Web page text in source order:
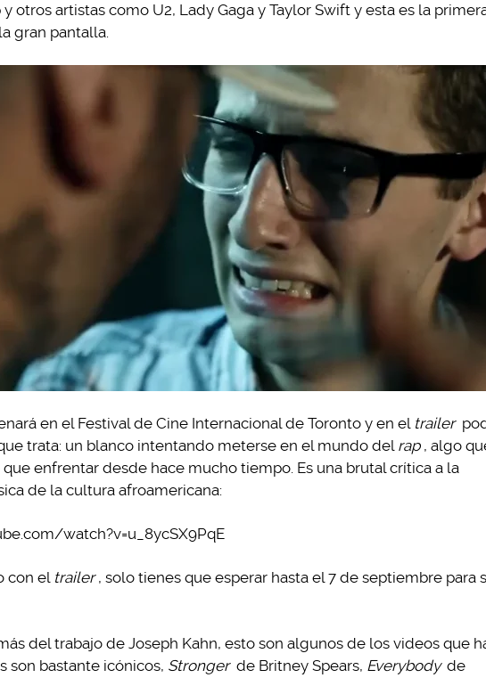
otros artistas como U2, Lady Gaga y Taylor Swift y esta es la
gran pantalla.
en el Festival de Cine Internacional de Toronto y en el trailer
trata: un blanco intentando meterse en el mundo del rap , algo
enfrentar desde hace mucho tiempo. Es una brutal crítica a la
de la cultura afroamericana:
watch?v=u_8ycSX9PqE
con el trailer , solo tienes que esperar hasta el 7 de septiembre para
del trabajo de Joseph Kahn, esto son algunos de los videos que
son bastante icónicos, Stronger de Britney Spears, Everybody de